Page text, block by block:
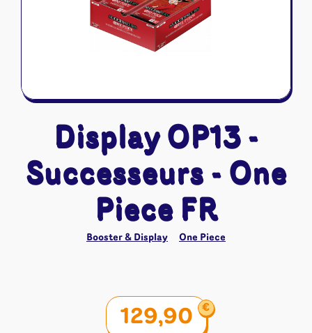
Naruto Mythos
Autres
Tapis de jeu
Display OP13 -
Successeurs - One
Piece FR
Booster & Display One Piece
129,90 €